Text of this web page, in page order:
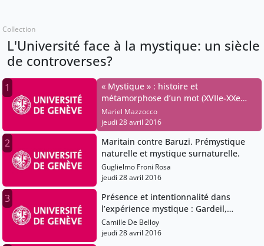
Collection
L'Université face à la mystique: un siècle
de controverses?
1
« Mystique » : histoire et
métamorphose d’un mot (XVIIe-XXe
siècles).
Mariel Mazzocco
jeudi 28 avril 2016
2
Maritain contre Baruzi. Prémystique
naturelle et mystique surnaturelle.
Guglielmo Froni Rosa
jeudi 28 avril 2016
3
Présence et intentionnalité dans
l’expérience mystique : Gardeil,
Maritain, Dubarle.
Camille De Belloy
jeudi 28 avril 2016